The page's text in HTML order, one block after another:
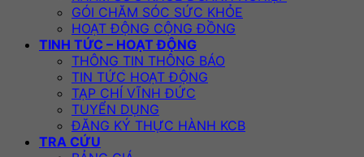
GÓI CHĂM SÓC SỨC KHỎE
HOẠT ĐỘNG CỘNG ĐỒNG
TINH TỨC – HOẠT ĐỘNG
THÔNG TIN THÔNG BÁO
TIN TỨC HOẠT ĐỘNG
TẠP CHÍ VĨNH ĐỨC
TUYỂN DỤNG
ĐĂNG KÝ THỰC HÀNH KCB
TRA CỨU